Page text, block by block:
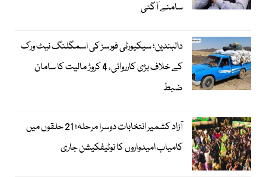
سامنے آگئی
دالبندین؛ سیکیورٹی فورسز کی اسمگلنگ نیٹ ورک
کے خلاف بڑی کارروائی، 4 کروڑ مالیت کا سامان
ضبط
آزاد کشمیر انتخابات دوسرا مرحلہ؛ 21 حلقوں میں
کامیاب امیدواروں کا نوٹیفکیشن جاری